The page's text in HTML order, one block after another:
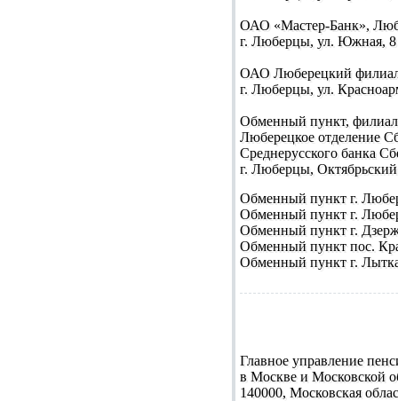
ОАО «Мастер-Банк»,
г. Люберцы, ул. Южная, 8
ОАО Люберецкий филиал
г. Люберцы, ул.
Обменный пункт,
Люберецкое отделение
Среднерусского банка
г. Люберцы,
Обменный пункт г.
Обменный пункт г.
Обменный пункт г.
Обменный пункт пос.
Обменный пункт г.
Главное управление
в Москве и Московской
140000, Московская